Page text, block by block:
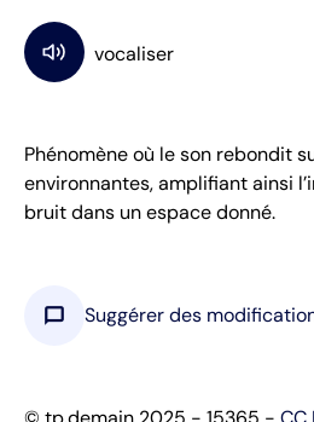
Phénomène où le son rebondit
environnantes, amplifiant ainsi
bruit dans un espace donné.
chat_bubble Suggérer des